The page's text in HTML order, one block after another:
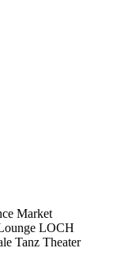
Market
LOCH
Tanz Theater